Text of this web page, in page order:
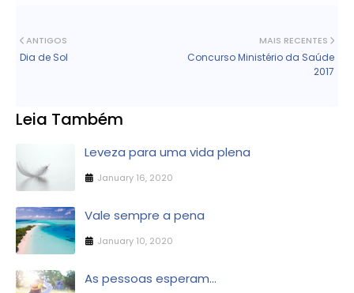
MAIS RECENTES
Concurso Ministério da Saúde
2017
ANTIGOS
Dia de Sol
Leia Também
Leveza para uma vida plena
January 16, 2020
Vale sempre a pena
January 10, 2020
As pessoas esperam...